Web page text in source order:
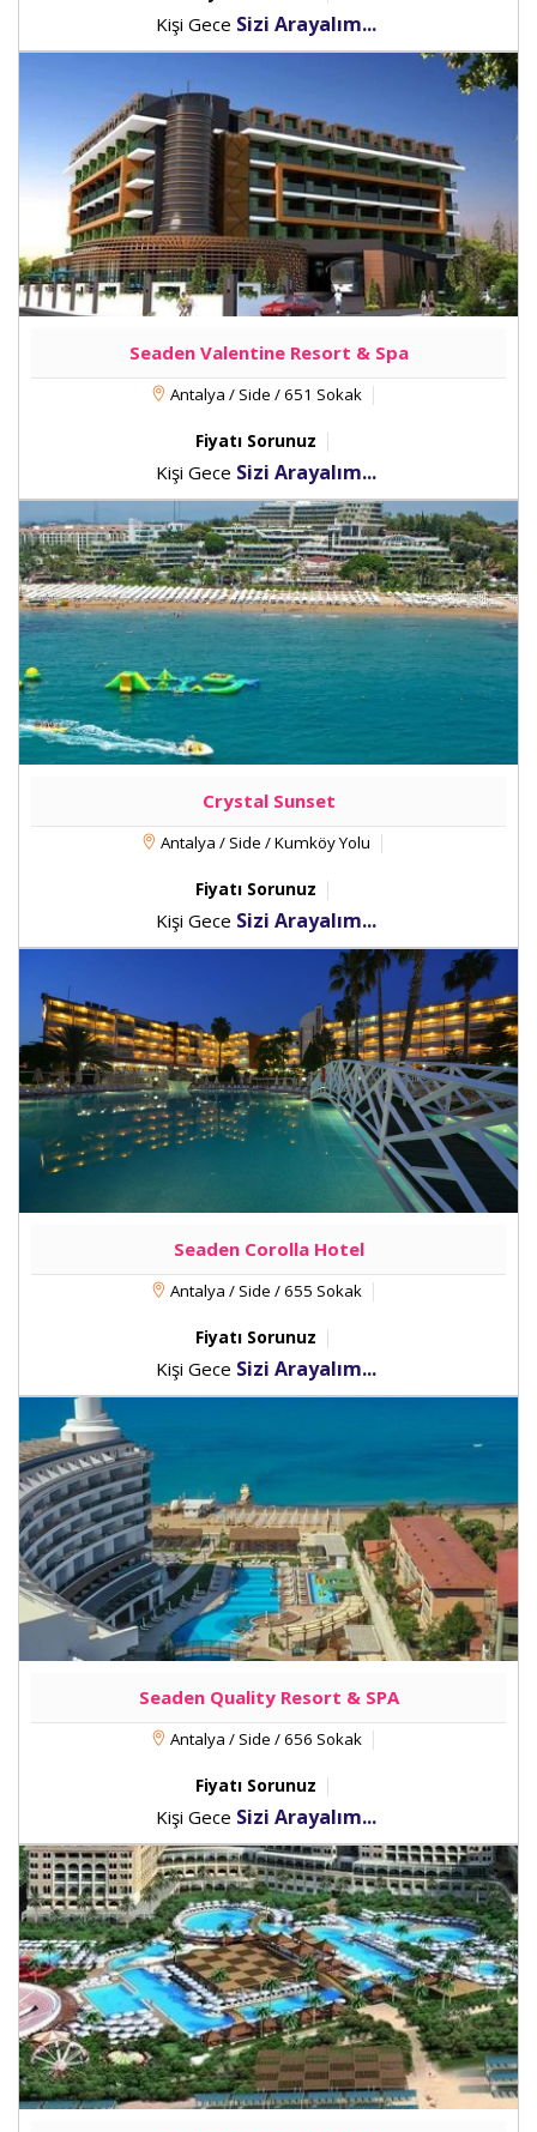
Kişi Gece Sizi Arayalım...
Seaden Valentine Resort & Spa
Antalya / Side / 651 Sokak
Fiyatı Sorunuz
Kişi Gece Sizi Arayalım...
Crystal Sunset
Antalya / Side / Kumköy Yolu
Fiyatı Sorunuz
Kişi Gece Sizi Arayalım...
Seaden Corolla Hotel
Antalya / Side / 655 Sokak
Fiyatı Sorunuz
Kişi Gece Sizi Arayalım...
Seaden Quality Resort & SPA
Antalya / Side / 656 Sokak
Fiyatı Sorunuz
Kişi Gece Sizi Arayalım...